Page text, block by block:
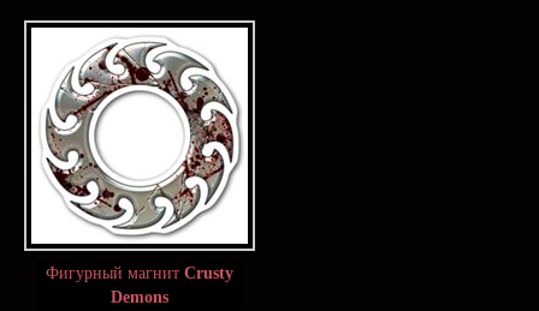
Фигурный магнит Crusty
Demons